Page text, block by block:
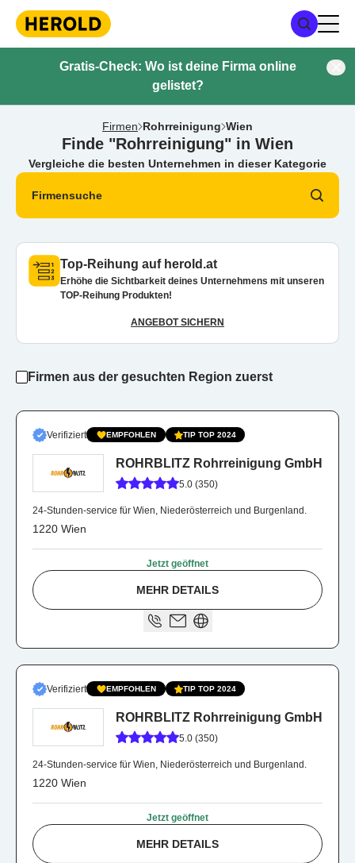
Gratis-Check: Wo ist deine Firma online
gelistet?
Firmen Rohrreinigung Wien
Finde "Rohrreinigung" in Wien
Vergleiche die besten Unternehmen in dieser Kategorie
Firmensuche
Top-Reihung auf herold.at
Erhöhe die Sichtbarkeit deines Unternehmens mit unseren
TOP-Reihung Produkten!
ANGEBOT SICHERN
Firmen aus der gesuchten Region zuerst
Verifiziert EMPFOHLEN TIP TOP 2024
ROHRBLITZ Rohrreinigung GmbH
5.0 (350)
24-Stunden-service für Wien, Niederösterreich und Burgenland.
1220 Wien
Jetzt geöffnet
MEHR DETAILS
Verifiziert EMPFOHLEN TIP TOP 2024
ROHRBLITZ Rohrreinigung GmbH
5.0 (350)
24-Stunden-service für Wien, Niederösterreich und Burgenland.
1220 Wien
Jetzt geöffnet
MEHR DETAILS